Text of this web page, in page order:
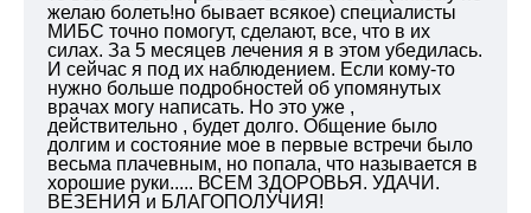
желаю болеть!но бывает всякое) специалисты
МИБС точно помогут, сделают, все, что в их
силах. За 5 месяцев лечения я в этом убедилась.
И сейчас я под их наблюдением. Если кому-то
нужно больше подробностей об упомянутых
врачах могу написать. Но это уже ,
действительно , будет долго. Общение было
долгим и состояние мое в первые встречи было
весьма плачевным, но попала, что называется в
хорошие руки..... ВСЕМ ЗДОРОВЬЯ. УДАЧИ.
ВЕЗЕНИЯ и БЛАГОПОЛУЧИЯ!